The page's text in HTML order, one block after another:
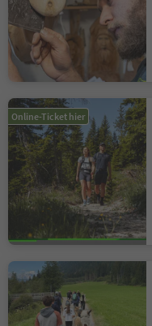
Online-Ticket hier